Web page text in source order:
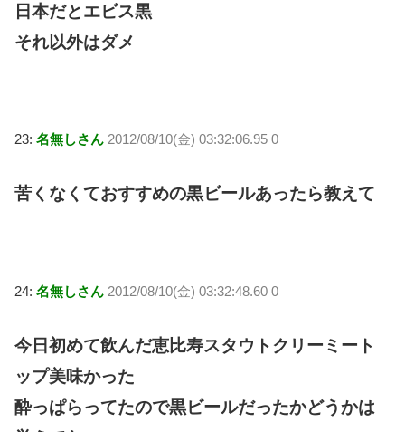
日本だとエビス黒
それ以外はダメ
23: 名無しさん 2012/08/10(金) 03:32:06.95 0
苦くなくておすすめの黒ビールあったら教えて
24: 名無しさん 2012/08/10(金) 03:32:48.60 0
今日初めて飲んだ恵比寿スタウトクリーミート
ップ美味かった
酔っぱらってたので黒ビールだったかどうかは